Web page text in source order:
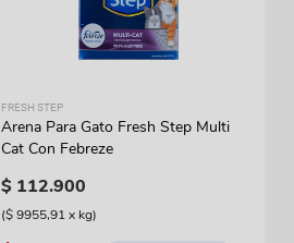
FRESH STEP
Arena Para Gato Fresh Step Multi
Cat Con Febreze
$ 112.900
($ 9955,91x kg)